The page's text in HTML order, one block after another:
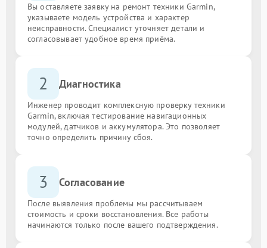
Вы оставляете заявку на ремонт техники Garmin,
указываете модель устройства и характер
неисправности. Специалист уточняет детали и
согласовывает удобное время приёма.
2 Диагностика
Инженер проводит комплексную проверку техники
Garmin, включая тестирование навигационных
модулей, датчиков и аккумулятора. Это позволяет
точно определить причину сбоя.
3 Согласование
После выявления проблемы мы рассчитываем
стоимость и сроки восстановления. Все работы
начинаются только после вашего подтверждения.